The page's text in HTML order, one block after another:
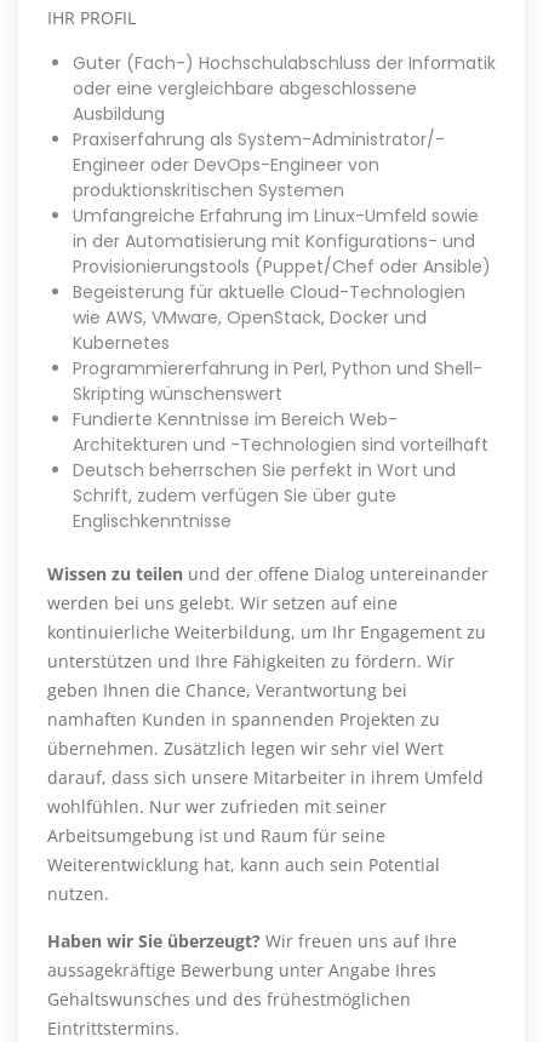
IHR PROFIL
Guter (Fach-) Hochschulabschluss der Informatik
oder eine vergleichbare abgeschlossene
Ausbildung
Praxiserfahrung als System-Administrator/-
Engineer oder DevOps-Engineer von
produktionskritischen Systemen
Umfangreiche Erfahrung im Linux-Umfeld sowie
in der Automatisierung mit Konfigurations- und
Provisionierungstools (Puppet/Chef oder Ansible)
Begeisterung für aktuelle Cloud-Technologien
wie AWS, VMware, OpenStack, Docker und
Kubernetes
Programmiererfahrung in Perl, Python und Shell-
Skripting wünschenswert
Fundierte Kenntnisse im Bereich Web-
Architekturen und -Technologien sind vorteilhaft
Deutsch beherrschen Sie perfekt in Wort und
Schrift, zudem verfügen Sie über gute
Englischkenntnisse
Wissen zu teilen und der offene Dialog untereinander
werden bei uns gelebt. Wir setzen auf eine
kontinuierliche Weiterbildung, um Ihr Engagement zu
unterstützen und Ihre Fähigkeiten zu fördern. Wir
geben Ihnen die Chance, Verantwortung bei
namhaften Kunden in spannenden Projekten zu
übernehmen. Zusätzlich legen wir sehr viel Wert
darauf, dass sich unsere Mitarbeiter in ihrem Umfeld
wohlfühlen. Nur wer zufrieden mit seiner
Arbeitsumgebung ist und Raum für seine
Weiterentwicklung hat, kann auch sein Potential
nutzen.
Haben wir Sie überzeugt? Wir freuen uns auf Ihre
aussagekräftige Bewerbung unter Angabe Ihres
Gehaltswunsches und des frühestmöglichen
Eintrittstermins.